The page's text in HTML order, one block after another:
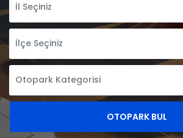
İl Seçiniz
İlçe Seçiniz
Otopark Kategorisi
OTOPARK BUL